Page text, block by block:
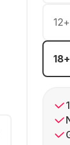
12+
18+